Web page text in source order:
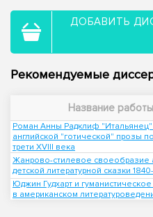
ДОБАВИТЬ
Рекомендуемые
Название работы
Роман Анны Радклиф "Итальянец"
английской "готической" прозы
трети XVIII века
Жанрово-стилевое своеобразие
детской литературной сказки
Юджин Гудхарт и
в американском